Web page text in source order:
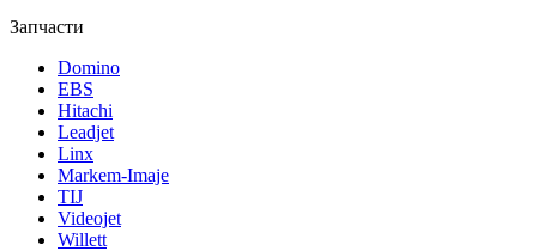
Запчасти
Domino
EBS
Hitachi
Leadjet
Linx
Markem-Imaje
TIJ
Videojet
Willett